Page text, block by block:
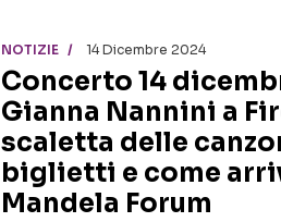
NOTIZIE 14 Dicembre 2024
Concerto 14
Gianna Nannini a
scaletta delle
biglietti e come
Mandela Forum